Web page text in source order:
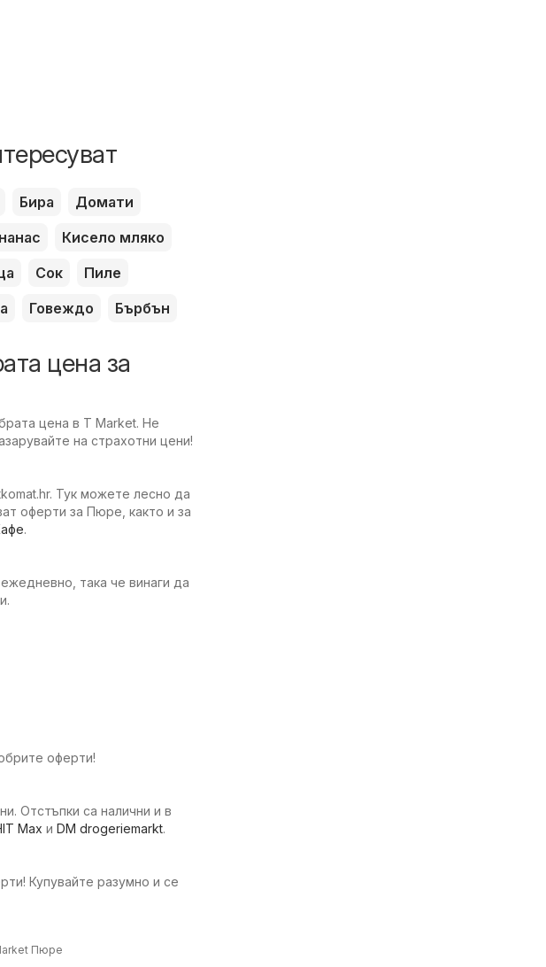
Бира
Домати
Кисело мляко
Сок
Пиле
Говеждо Бърбън
цена за
цена в T Market. Не
на страхотни цени!
Тук можете лесно да
оферти за Пюре, както и за
.
така че винаги да
оферти!
Отстъпки са налични и в
Max и DM drogeriemarkt.
Купувайте разумно и се
Пюре